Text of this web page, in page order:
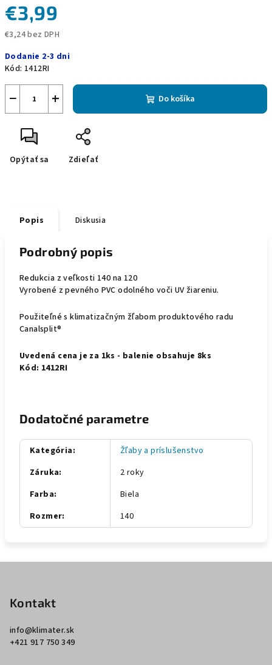
€3,99
€3,24 bez DPH
cena:
Dodanie 2-3 dni
Kód: 1412RI
+
− Do košíka
Opýtať sa Zdieľať
Popis Diskusia
Podrobný popis
Redukcia z veľkosti 140 na 120
Vyrobené z pevného PVC odolného voči UV žiareniu.
Použiteľné s klimatizačným žľabom produktového radu
Canalsplit®
Uvedená cena je za 1ks - balenie obsahuje 8ks
Kód: 1412RI
Dodatočné parametre
Kategória:
Žľaby a príslušenstvo
Záruka:
2 roky
Farba:
Biela
Rozmer: 140
Kontakt
info@klimater.sk
+421 917 750 349